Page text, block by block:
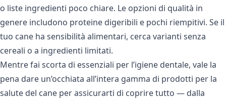
o liste ingredienti poco chiare. Le opzioni di qualità in
genere includono proteine digeribili e pochi riempitivi. Se il
tuo cane ha sensibilità alimentari, cerca varianti senza
cereali o a ingredienti limitati.
Mentre fai scorta di essenziali per l’igiene dentale, vale la
pena dare un’occhiata all’intera gamma di prodotti per la
salute del cane per assicurarti di coprire tutto — dalla